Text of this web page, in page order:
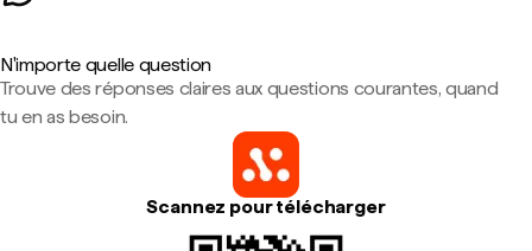
N'importe quelle question
Trouve des réponses claires aux questions courantes, quand
tu en as besoin.
Scannez pour télécharger